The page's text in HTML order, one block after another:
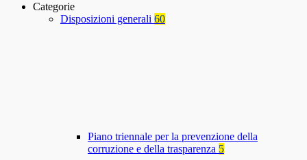
Categorie
Disposizioni generali 60
Piano triennale per la prevenzione della
corruzione e della trasparenza 5